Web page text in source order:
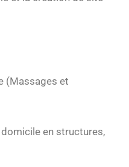
(Massages et
en structures,